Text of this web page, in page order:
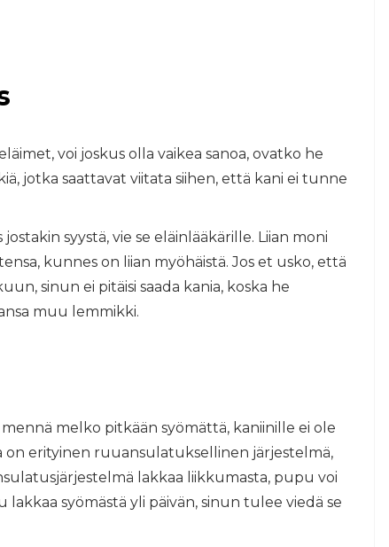
voi joskus olla vaikea sanoa, ovatko he
jotka saattavat viitata siihen, että kani ei tunne
syystä, vie se eläinlääkärille. Liian moni
kunnes on liian myöhäistä. Jos et usko, että
sinun ei pitäisi saada kania, koska he
muu lemmikki.
melko pitkään syömättä, kaniinille ei ole
on erityinen ruuansulatuksellinen järjestelmä,
lakkaa liikkumasta, pupu voi
syömästä yli päivän, sinun tulee viedä se